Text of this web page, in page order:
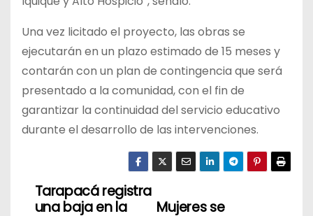
Una vez licitado el proyecto, las obras se
ejecutarán en un plazo estimado de 15 meses y
contarán con un plan de contingencia que será
presentado a la comunidad, con el fin de
garantizar la continuidad del servicio educativo
durante el desarrollo de las intervenciones.
N
Mujeres se
Tarapacá registra
una baja en la